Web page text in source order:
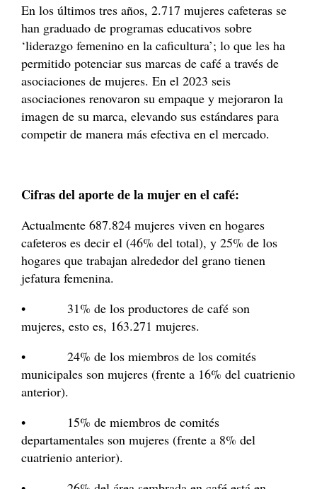
En los últimos tres años, 2.717 mujeres cafeteras se
han graduado de programas educativos sobre
‘liderazgo femenino en la caficultura’; lo que les ha
permitido potenciar sus marcas de café a través de
asociaciones de mujeres. En el 2023 seis
asociaciones renovaron su empaque y mejoraron la
imagen de su marca, elevando sus estándares para
competir de manera más efectiva en el mercado.
Cifras del aporte de la mujer en el café:
Actualmente 687.824 mujeres viven en hogares
cafeteros es decir el (46% del total), y 25% de los
hogares que trabajan alrededor del grano tienen
jefatura femenina.
• 31% de los productores de café son
mujeres, esto es, 163.271 mujeres.
• 24% de los miembros de los comités
municipales son mujeres (frente a 16% del cuatrienio
anterior).
• 15% de miembros de comités
departamentales son mujeres (frente a 8% del
cuatrienio anterior).